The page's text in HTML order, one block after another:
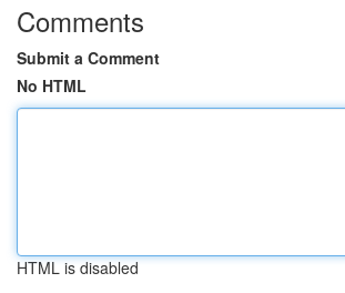
Comments
Submit a Comment
No HTML
HTML is disabled